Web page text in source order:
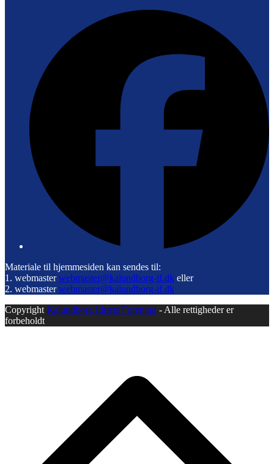
Materiale til hjemmesiden kan sendes til:
1. webmasterwebmaster@kalundborg-if.dk eller
2. webmasterwebmaster@kalundborg-if.dk
Copyright Kalundborg Idræts Forening - Alle rettigheder er
forbeholdt